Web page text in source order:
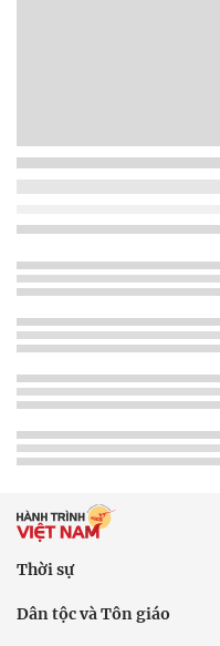
Thời sự
Dân tộc và Tôn giáo